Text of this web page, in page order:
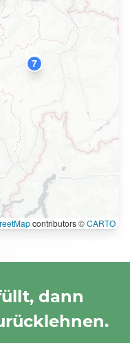
79
contributors ©CARTO
dann